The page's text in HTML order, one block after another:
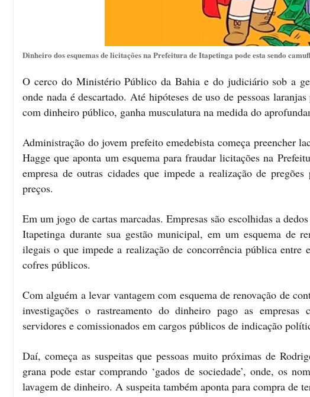
Dinheiro dos esquemas de licitações na Prefeitura de Itapetinga pode esta sendo
O cerco do Ministério Público da Bahia e do judiciário sob a
onde nada é descartado. Até hipóteses de uso de pessoas
com dinheiro público, ganha musculatura na medida do
Administração do jovem prefeito emedebista começa preencher
Hagge que aponta um esquema para fraudar licitações na
empresa de outras cidades que impede a realização de
preços.
Em um jogo de cartas marcadas. Empresas são escolhidas a
Itapetinga durante sua gestão municipal, em um esquema de
ilegais o que impede a realização de concorrência pública entre
cofres públicos.
Com alguém a levar vantagem com esquema de renovação de
investigações o rastreamento do dinheiro pago as empresas
servidores e comissionados em cargos públicos de indicação
Daí, começa as suspeitas que pessoas muito próximas de
grana pode estar comprando ‘gados de sociedade’, onde, os
lavagem de dinheiro. A suspeita também aponta para compra de